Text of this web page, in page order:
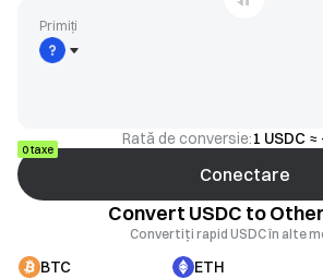
Primiți
Rată de conversie:1 USDC
0 taxe
Conectare
Convert USDC to
Convertiți rapid USDC în alte
BTC ETH